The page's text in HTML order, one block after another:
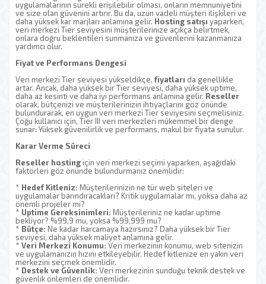
uygulamalarının sürekli erişilebilir olması, onların memnuniyetini
ve size olan güvenini artırır. Bu da, uzun vadeli müşteri ilişkileri ve
daha yüksek kar marjları anlamına gelir. Hosting satışı yaparken,
veri merkezi Tier seviyesini müşterilerinize açıkça belirtmek,
onlara doğru beklentileri sunmanıza ve güvenlerini kazanmanıza
yardımcı olur.
Fiyat ve Performans Dengesi
Veri merkezi Tier seviyesi yükseldikçe, fiyatları da genellikle
artar. Ancak, daha yüksek bir Tier seviyesi, daha yüksek uptime,
daha az kesinti ve daha iyi performans anlamına gelir. Reseller
olarak, bütçenizi ve müşterilerinizin ihtiyaçlarını göz önünde
bulundurarak, en uygun veri merkezi Tier seviyesini seçmelisiniz.
Çoğu kullanıcı için, Tier III veri merkezleri mükemmel bir denge
sunar: Yüksek güvenilirlik ve performans, makul bir fiyata sunulur.
Karar Verme Süreci
Reseller hostingiçin veri merkezi seçimi yaparken, aşağıdaki
faktörleri göz önünde bulundurmanız önemlidir:
* Hedef Kitleniz: Müşterilerinizin ne tür web siteleri ve
uygulamalar barındıracakları? Kritik uygulamalar mı, yoksa daha az
önemli projeler mi?
* Uptime Gereksinimleri: Müşterileriniz ne kadar uptime
bekliyor? %99,9 mu, yoksa %99,999 mu?
* Bütçe: Ne kadar harcamaya hazırsınız? Daha yüksek bir Tier
seviyesi, daha yüksek maliyet anlamına gelir.
* Veri Merkezi Konumu: Veri merkezinin konumu, web sitenizin
ve uygulamanızın hızını etkileyebilir. Hedef kitlenize en yakın veri
merkezini seçmek önemlidir.
* Destek ve Güvenlik: Veri merkezinin sunduğu teknik destek ve
güvenlik önlemleri de önemlidir.